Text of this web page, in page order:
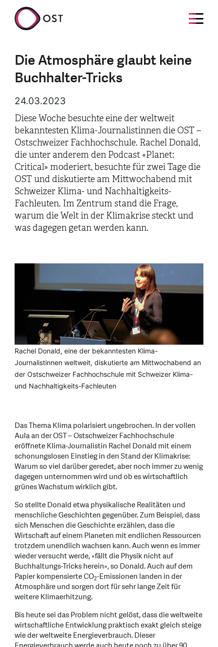
Die Atmosphäre glaubt keine
Buchhalter-Tricks
24.03.2023
Diese Woche besuchte eine der weltweit
bekanntesten Klima-Journalistinnen die OST –
Ostschweizer Fachhochschule. Rachel Donald,
die unter anderem den Podcast «Planet:
Critical» moderiert, besuchte für zwei Tage die
OST und diskutierte am Mittwochabend mit
Schweizer Klima- und Nachhaltigkeits-
Fachleuten. Im Zentrum stand die Frage,
warum die Welt in der Klimakrise steckt und
was dagegen getan werden kann.
Rachel Donald, eine der bekanntesten Klima-
Journalistinnen weltweit, diskutierte am Mittwochabend an
der Ostschweizer Fachhochschule mit Schweizer Klima-
und Nachhaltigkeits-Fachleuten
Das Thema Klima polarisiert ungebrochen. In der vollen
Aula an der OST – Ostschweizer Fachhochschule
eröffnete Klima-Journalistin Rachel Donald mit einem
schonungslosen Einstieg in den Stand der Klimakrise:
Warum so viel darüber geredet, aber noch immer zu wenig
dagegen unternommen wird und ob es wirtschaftlich
grünes Wachstum wirklich gibt.
So stellte Donald etwa physikalische Realitäten und
menschliche Geschichten gegenüber. Zum Beispiel, dass
sich Menschen die Geschichte erzählen, dass die
Wirtschaft auf einem Planeten mit endlichen Ressourcen
trotzdem unendlich wachsen kann. Auch wenn es immer
wieder versucht werde, «fällt die Physik nicht auf
Buchhaltungs-Tricks herein», so Donald. Auch auf dem
Papier kompensierte CO2-Emissionen landen in der
Atmosphäre und sorgen dort für sehr lange Zeit für
weitere Klimaerhitzung.
Bis heute sei das Problem nicht gelöst, dass die weltweite
wirtschaftliche Entwicklung praktisch exakt gleich steige
wie der weltweite Energieverbrauch. Dieser